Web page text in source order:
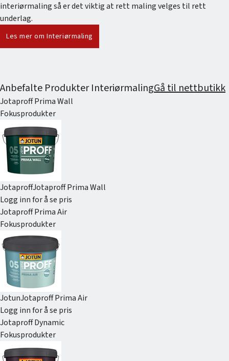
interiørmaling så er det viktig at rett maling velges til rett
underlag.
Les mer om Interiørmaling
Anbefalte Produkter InteriørmalingGå til nettbutikk
Jotaproff Prima Wall
Fokusprodukter
JotaproffJotaproff Prima Wall
Logg inn for å se pris
Jotaproff Prima Air
Fokusprodukter
JotunJotaproff Prima Air
Logg inn for å se pris
Jotaproff Dynamic
Fokusprodukter